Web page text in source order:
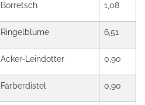
Borretsch 1,08
Ringelblume 6,51
Acker-Leindotter 0,90
Färberdistel 0,90